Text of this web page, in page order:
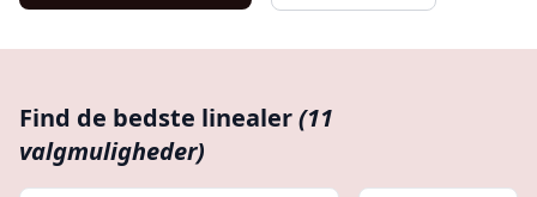
Find de bedste linealer(11
valgmuligheder)